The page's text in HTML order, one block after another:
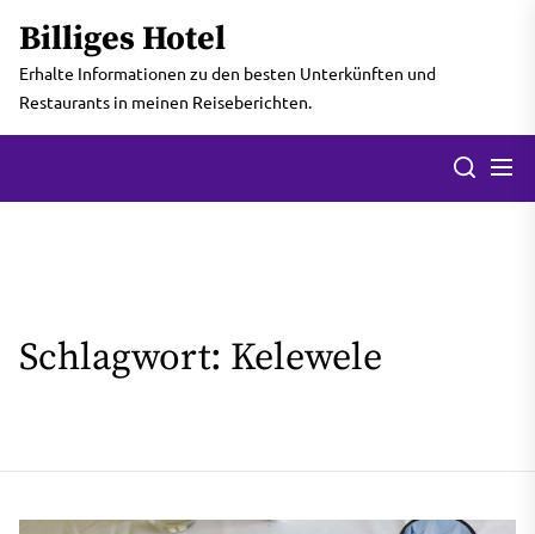
the
content
Billiges Hotel
Erhalte Informationen zu den besten Unterkünften und
Restaurants in meinen Reiseberichten.
Search
Schlagwort: Kelewele